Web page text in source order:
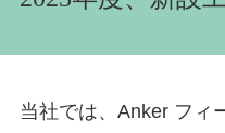
当社では、Anker フィ